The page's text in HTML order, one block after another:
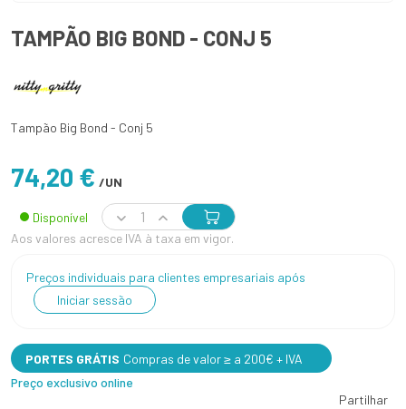
TAMPÃO BIG BOND - CONJ 5
Tampão Big Bond - Conj 5
74,20 € /UN
Disponível
Aos valores acresce IVA à taxa em vigor.
Preços individuais para clientes empresariais após
Iniciar sessão
PORTES GRÁTIS Compras de valor ≥ a 200€ + IVA
Preço exclusivo online
Partilhar